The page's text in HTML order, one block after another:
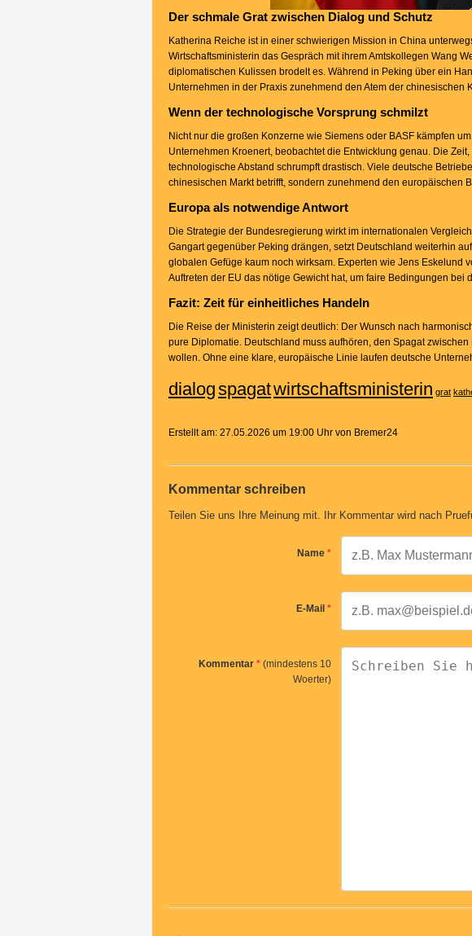
Der schmale Grat zwischen Dialog und Schutz
Katherina Reiche ist in einer schwierigen Mission in China
Wirtschaftsministerin das Gespräch mit ihrem Amtskollegen Wang
diplomatischen Kulissen brodelt es. Während in Peking über ein
Unternehmen in der Praxis zunehmend den Atem der chinesischen
Wenn der technologische Vorsprung schmilzt
Nicht nur die großen Konzerne wie Siemens oder BASF kämpfen
Unternehmen Kroenert, beobachtet die Entwicklung genau. Die
technologische Abstand schrumpft drastisch. Viele deutsche
chinesischen Markt betrifft, sondern zunehmend den europäischen
Europa als notwendige Antwort
Die Strategie der Bundesregierung wirkt im internationalen
Gangart gegenüber Peking drängen, setzt Deutschland weiterhin
globalen Gefüge kaum noch wirksam. Experten wie Jens
Auftreten der EU das nötige Gewicht hat, um faire Bedingungen bei
Fazit: Zeit für einheitliches Handeln
Die Reise der Ministerin zeigt deutlich: Der Wunsch nach
pure Diplomatie. Deutschland muss aufhören, den Spagat
wollen. Ohne eine klare, europäische Linie laufen deutsche
dialogspagatwirtschaftsministerin grat
Erstellt am: 27.05.2026 um 19:00 Uhr von Bremer24
Kommentar schreiben
Teilen Sie uns Ihre Meinung mit. Ihr Kommentar wird nach
Name *
E-Mail *
Kommentar * (mindestens 10
Woerter)